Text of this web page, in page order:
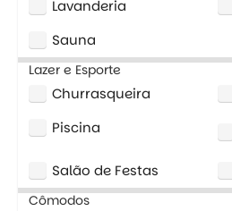
Lavanderia
Sauna
Lazer e Esporte
Churrasqueira
Piscina
Salão de Festas
Cômodos